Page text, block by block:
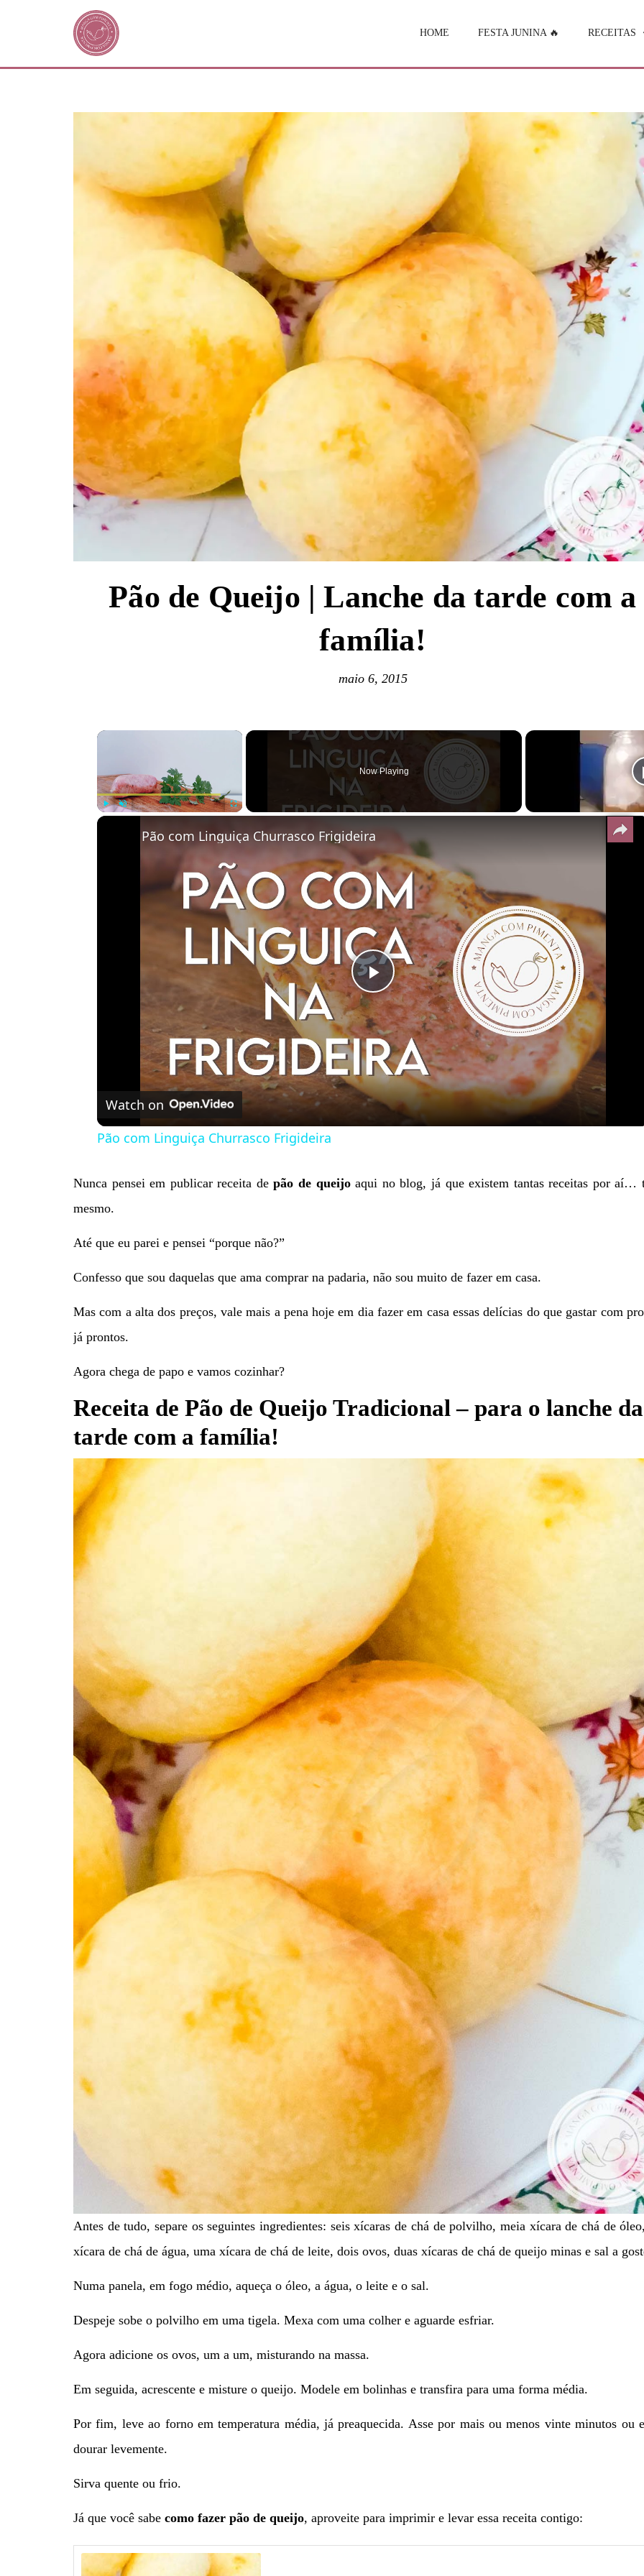
HOME FESTA JUNINA 🔥 RECEITAS
Pão de Queijo | Lanche da tarde com a
família!
maio 6, 2015
×
Now Playing
×
Play
Video
Pão com Linguiça Churrasco Frigideira
Watch on
Pão com Linguiça Churrasco Frigideira
Nunca pensei em publicar receita depão de queijoaqui no blog, já que existem tantas receitas por aí…
mesmo.
Até que eu parei e pensei “porque não?”
Confesso que sou daquelas que ama comprar na padaria, não sou muito de fazer em casa.
Mas com a alta dos preços, vale mais a pena hoje em dia fazer em casa essas delícias do que gastar com
já prontos.
Agora chega de papo e vamos cozinhar?
Receita de Pão de Queijo Tradicional – para o lanche da
tarde com a família!
Antes de tudo, separe os seguintes ingredientes: seis xícaras de chá de polvilho, meia xícara de chá de
xícara de chá de água, uma xícara de chá de leite, dois ovos, duas xícaras de chá de queijo minas e sal a
Numa panela, em fogo médio, aqueça o óleo, a água, o leite e o sal.
Despeje sobe o polvilho em uma tigela. Mexa com uma colher e aguarde esfriar.
Agora adicione os ovos, um a um, misturando na massa.
Em seguida, acrescente e misture o queijo. Modele em bolinhas e transfira para uma forma média.
Por fim, leve ao forno em temperatura média, já preaquecida. Asse por mais ou menos vinte minutos ou
dourar levemente.
Sirva quente ou frio.
Já que você sabe como fazer pão de queijo, aproveite para imprimir e levar essa receita contigo: